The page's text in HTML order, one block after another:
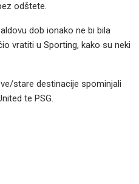
odštete.
dob ionako ne bi bila
vratiti u Sporting, kako su neki
stare destinacije spominjali
te PSG.